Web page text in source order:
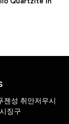
젠성 취안저우시
징구